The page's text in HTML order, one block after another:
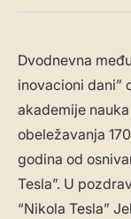
Dvodnevna
inovacioni dani”
akademije
obeležavanja
godina od
Tesla”. U
“Nikola Tesla”